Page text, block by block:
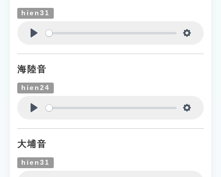
hien31
海陸音
hien24
大埔音
hien31